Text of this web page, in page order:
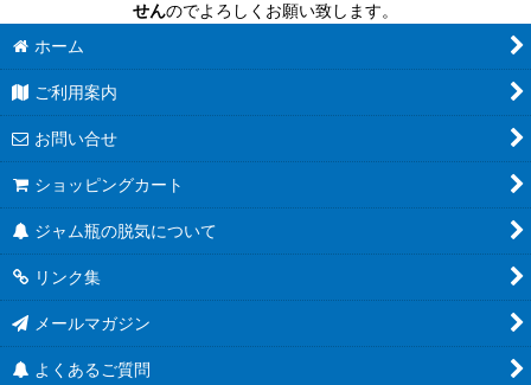
六角びん
八角びん
角びん全て
マヨネーズびん
お酒のテイクアウト容器
人気のハーバリウム瓶
せんのでよろしくお願い致します。
ホーム
ご利用案内
お問い合せ
ショッピングカート
ジャム瓶の脱気について
リンク集
メールマガジン
よくあるご質問